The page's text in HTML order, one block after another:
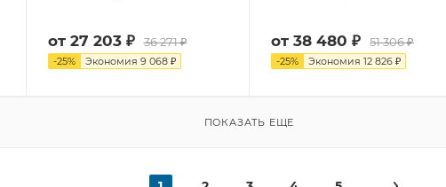
от 27 203 ₽ 36 271 ₽
-25% Экономия 9 068 ₽
от 38 480 ₽ 51 306 ₽
-25% Экономия 12 826 ₽
ПОКАЗАТЬ ЕЩЕ